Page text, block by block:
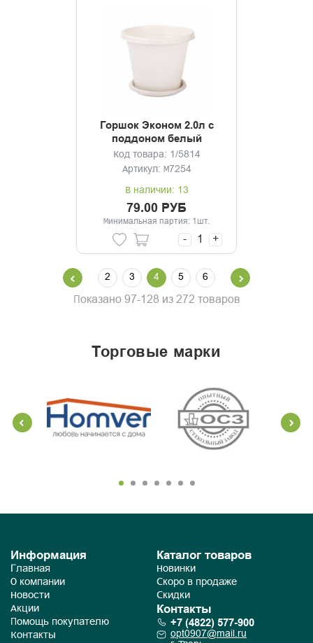
Горшок Эконом 2.0л с
поддоном белый
Код товара: 1/5814
Артикул: М7254
В наличии: 13
79.00 РУБ
Минимальная партия: 1шт.
- +
2 3 4 5 6
Показано 97-128 из 272 товаров
торговые марки
Информация
Главная
О компании
Новости
Акции
Помощь покупателю
Контакты
Каталог товаров
Новинки
Скоро в продаже
Скидки
Контакты
+7 (4822) 577-900
opt0907@mail.ru